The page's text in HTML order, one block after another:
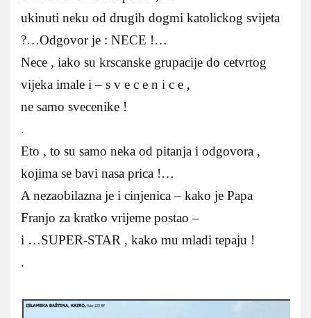
ukinuti neku od drugih dogmi katolickog svijeta
?…Odgovor je : NECE !…
Nece , iako su krscanske grupacije do cetvrtog
vijeka imale i – s v e c e n i c e ,
ne samo svecenike !
.
Eto , to su samo neka od pitanja i odgovora ,
kojima se bavi nasa prica !…
A nezaobilazna je i cinjenica – kako je Papa
Franjo za kratko vrijeme postao –
i …SUPER-STAR , kako mu mladi tepaju !
.